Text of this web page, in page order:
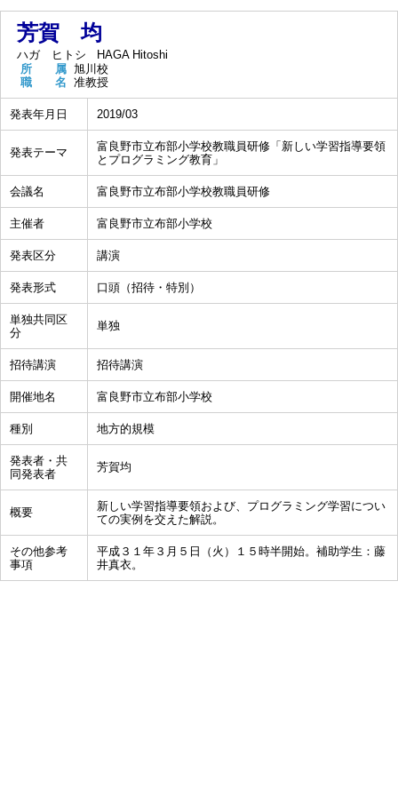
芳賀 均
ハガ ヒトシ
HAGA Hitoshi
所 属 旭川校
職 名 准教授
発表年月日 2019/03
発表テーマ
富良野市立布部小学校教職員研修「新しい学習指導要領
とプログラミング教育」
会議名 富良野市立布部小学校教職員研修
主催者 富良野市立布部小学校
発表区分 講演
発表形式 口頭（招待・特別）
単独共同区
分
単独
招待講演 招待講演
開催地名 富良野市立布部小学校
種別 地方的規模
発表者・共
同発表者
芳賀均
概要
新しい学習指導要領および、プログラミング学習につい
ての実例を交えた解説。
その他参考
事項
平成３１年３月５日（火）１５時半開始。補助学生：藤
井真衣。